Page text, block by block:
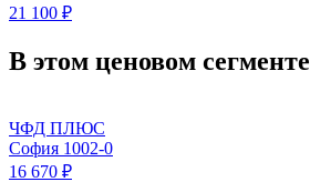
21 100 ₽
В этом ценовом сегменте
ЧФД ПЛЮС
София 1002-0
16 670 ₽